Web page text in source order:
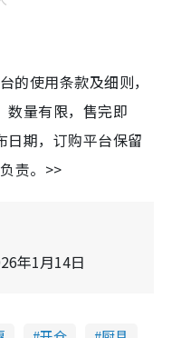
的使用条款及细则，
数量有限，售完即
日期，订购平台保留
责。>>
年1月14日